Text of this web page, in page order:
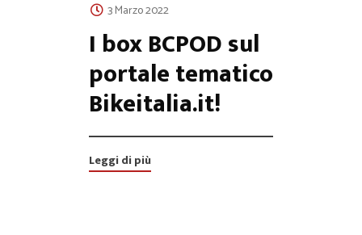
3 Marzo 2022
I box BCPOD sul
portale tematico
Bikeitalia.it!
Leggi di più